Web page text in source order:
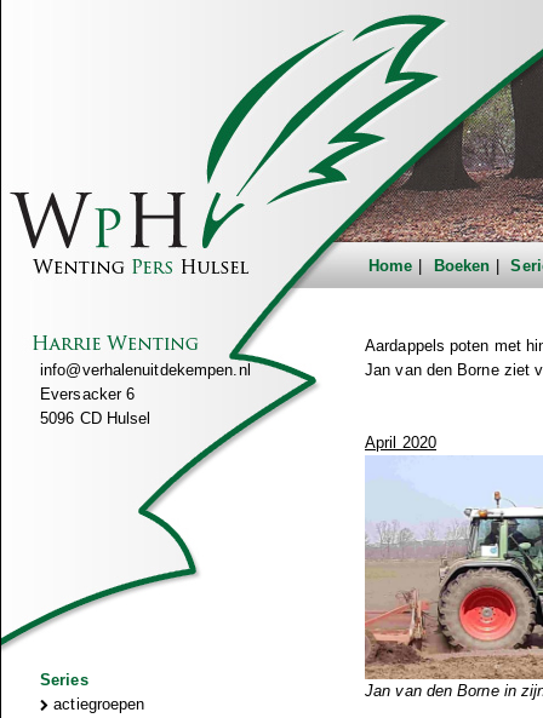
Home Boeken
info@verhalenuitdekempen.nl
Eversacker 6
5096 CD Hulsel
Series
actiegroepen
Aardappels poten met
Jan van den Borne ziet
April 2020
Jan van den Borne in